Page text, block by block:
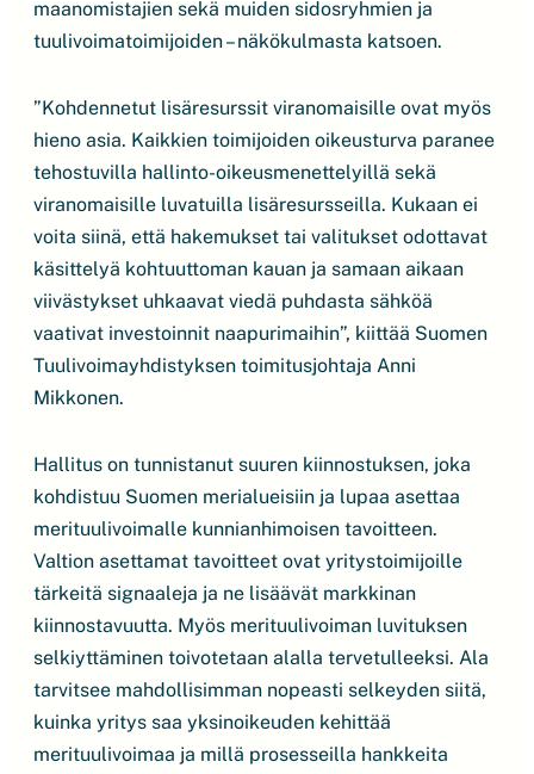
maanomistajien sekä muiden sidosryhmien ja
tuulivoimatoimijoiden – näkökulmasta katsoen.
”Kohdennetut lisäresurssit viranomaisille ovat myös
hieno asia. Kaikkien toimijoiden oikeusturva paranee
tehostuvilla hallinto-oikeusmenettelyillä sekä
viranomaisille luvatuilla lisäresursseilla. Kukaan ei
voita siinä, että hakemukset tai valitukset odottavat
käsittelyä kohtuuttoman kauan ja samaan aikaan
viivästykset uhkaavat viedä puhdasta sähköä
vaativat investoinnit naapurimaihin”, kiittää Suomen
Tuulivoimayhdistyksen toimitusjohtaja Anni
Mikkonen.
Hallitus on tunnistanut suuren kiinnostuksen, joka
kohdistuu Suomen merialueisiin ja lupaa asettaa
merituulivoimalle kunnianhimoisen tavoitteen.
Valtion asettamat tavoitteet ovat yritystoimijoille
tärkeitä signaaleja ja ne lisäävät markkinan
kiinnostavuutta. Myös merituulivoiman luvituksen
selkiyttäminen toivotetaan alalla tervetulleeksi. Ala
tarvitsee mahdollisimman nopeasti selkeyden siitä,
kuinka yritys saa yksinoikeuden kehittää
merituulivoimaa ja millä prosesseilla hankkeita